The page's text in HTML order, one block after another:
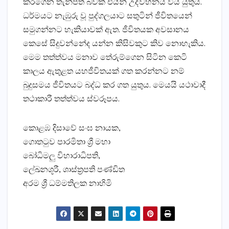
කරගෙන තැන්පත් බවක්‌ එයින් උද්වහනය විය යුතුය.
ධර්මයට නැඹුරු වූ පුද්ගලයාට සතුටින් ජීවිතයෙන්
සමුගන්නට හැකියාවක්‌ ඇත. ජීවිතයක අවසානය
කෙසේ සිදුවන්නේද යන්න කිසිවකුට කිව නොහැකිය.
මෙම තත්ත්වය මනාව තේරුම්ගෙන සිටින කෙටි
කාලය ඇතුළත යහජීවිතයක්‌ ගත කරන්නට නම්
බුදුසමය ජීවිතයට බද්ධ කර ගත යුතුය. මෙයයි යථාවාදී
තථාකාරී තත්ත්වය ස්‌වරූපය.
කොළඹ දිසාවේ සංඝ නායක,
ගොතටුව පාරමිතා ශ්‍රී මහා
බෝධිමලු විහාරාධිපති,
ලේඛනශූරී, ශාස්‌ත්‍රපති පණ්‌ඩිත
අරම ශ්‍රී ධම්මතිලක නාහිමි